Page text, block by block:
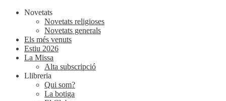
Novetats
Novetats religioses
Novetats generals
Els més venuts
Estiu 2026
La Missa
Alta subscripció
Llibreria
Qui som?
La botiga